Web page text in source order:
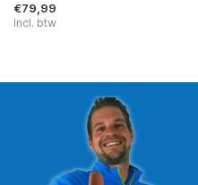
€79,99
Incl. btw